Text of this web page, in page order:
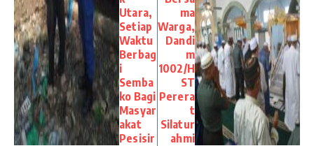
Utara,
Setiap
Waktu
Berbag
i
Semba
ko Bagi
Masyar
akat
Pesisir
ma
Warga,
Dandi
m
1002/H
ST
Perera
t
Silatur
ahmi